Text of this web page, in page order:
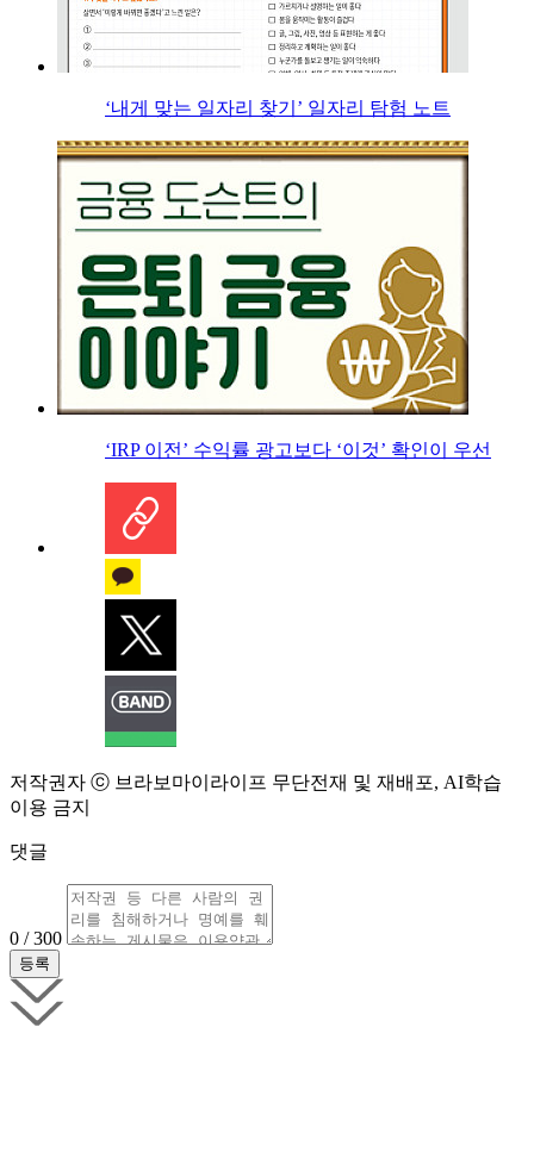
‘내게 맞는 일자리 찾기’ 일자리 탐험 노트
‘IRP 이전’ 수익률 광고보다 ‘이것’ 확인이 우선
저작권자 ⓒ 브라보마이라이프 무단전재 및 재배포, AI학습
이용 금지
댓글
0 / 300